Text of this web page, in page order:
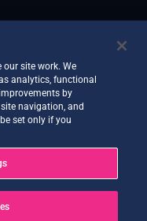
que vous recherchez.
aider.
our site work. We
analytics, functional
by
navigation, and
set only if you